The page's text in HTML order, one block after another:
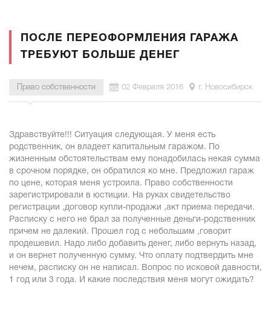
ПОСЛЕ ПЕРЕОФОРМЛЕНИЯ ГАРАЖА
ТРЕБУЮТ БОЛЬШЕ ДЕНЕГ
Право собственности 02 Февраля 2016 г. Новосибирск
Здравствуйте!!! Ситуация следующая. У меня есть
родственник, он владеет капитальным гаражом. По
жизненным обстоятельствам ему понадобилась некая сумма
в срочном порядке, он обратился ко мне. Предложил гараж
по цене, которая меня устроила. Право собственности
зарегистрировали в юстиции. На руках свидетельство
регистрации ,договор купли-продажи ,акт приема передачи.
Расписку с него не брал за полученные деньги-родственник
причем не далекий. Прошел год с небольшим ,говорит
продешевил. Надо либо добавить денег, либо вернуть назад,
и он вернет полученную сумму. Что оплату подтвердить мне
нечем, расписку он не написал. Вопрос по исковой давности,
1 год или 3 года. И какие последствия меня могут ожидать?